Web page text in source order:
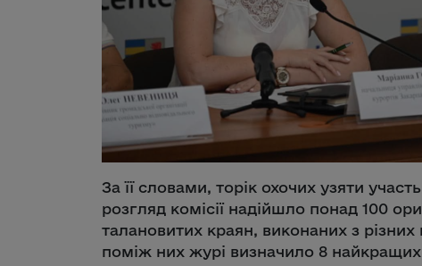
За її словами, торік охочих узяти
розгляд комісії надійшло понад 100
талановитих краян, виконаних з різних
поміж них журі визначило 8